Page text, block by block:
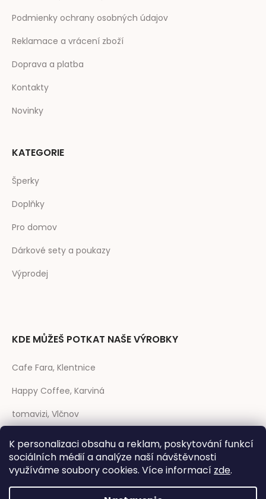
K personalizaci obsahu a reklam, poskytování funkcí
sociálních médií a analýze naší návštěvnosti
využíváme soubory cookies. Více informací zde.
Podmienky ochrany osobných údajov
Reklamace a vrácení zboží
Doprava a platba
Kontakty
Novinky
KATEGORIE
Šperky
Doplňky
Pro domov
Dárkové sety a poukazy
Výprodej
KDE MŮŽEŠ POTKAT NAŠE VÝROBKY
Cafe Fara, Klentnice
Happy Coffee, Karviná
tomavizi, Vlčnov
prase CAFÉ, Strakonice
Rozmarýna, Telč